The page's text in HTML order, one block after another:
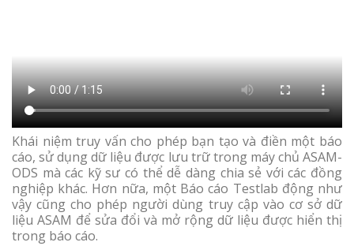
Khái niệm truy vấn cho phép bạn tạo và điền một báo
cáo, sử dụng dữ liệu được lưu trữ trong máy chủ ASAM-
ODS mà các kỹ sư có thể dễ dàng chia sẻ với các đồng
nghiệp khác. Hơn nữa, một Báo cáo Testlab động như
vậy cũng cho phép người dùng truy cập vào cơ sở dữ
liệu ASAM để sửa đổi và mở rộng dữ liệu được hiển thị
trong báo cáo.